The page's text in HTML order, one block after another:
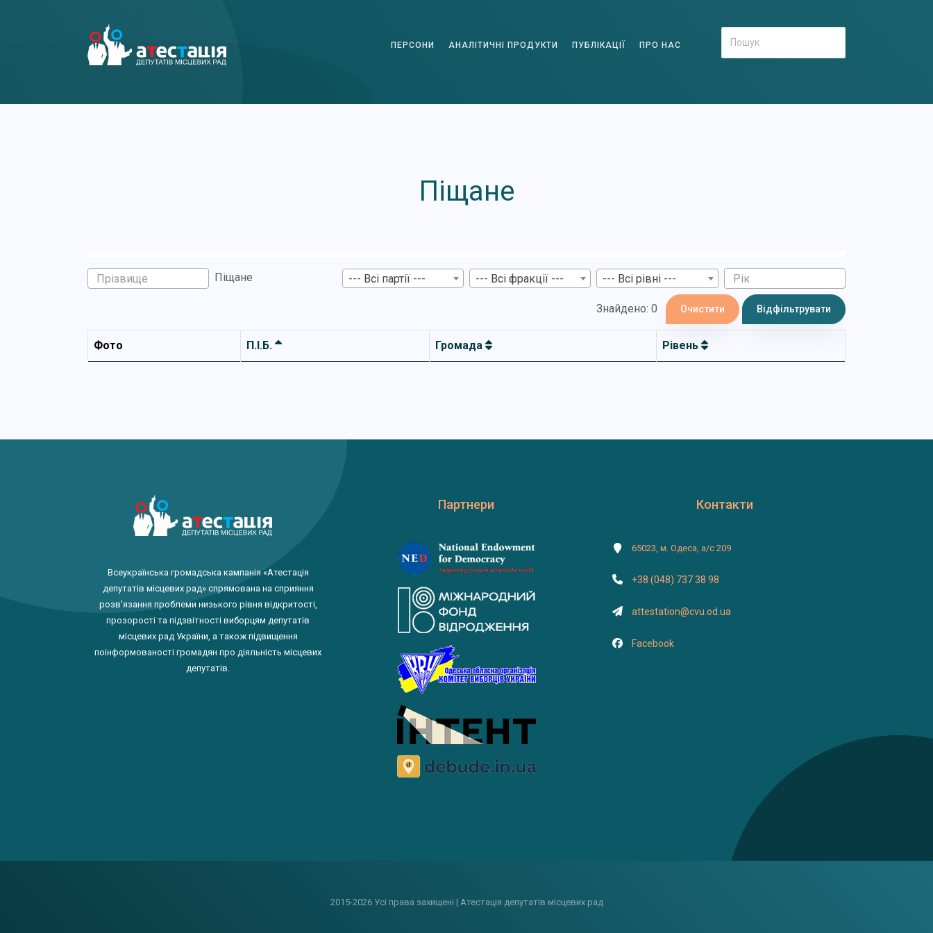
ПЕРСОНИ АНАЛІТИЧНІ ПРОДУКТИ ПУБЛІКАЦІЇ ПРО НАС
Піщане
Піщане --- Всі партії --- --- Всі фракції --- --- Всі рівні ---
Знайдено: 0 Очистити Відфільтрувати
Фото П.І.Б. Громада Рівень
Всеукраїнська громадська кампанія «Атестація
депутатів місцевих рад» спрямована на сприяння
розв'язання проблеми низького рівня відкритості,
прозорості та підзвітності виборцям депутатів
місцевих рад України, а також підвищення
поінформованості громадян про діяльність місцевих
депутатів.
Партнери Контакти
65023, м. Одеса, а/с 209
+38 (048) 737 38 98
attestation@cvu.od.ua
Facebook
2015-2026 Усі права захищені | Атестація депутатів місцевих рад